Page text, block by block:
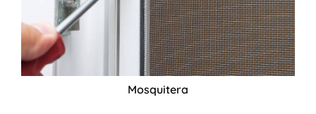
Mosquitera